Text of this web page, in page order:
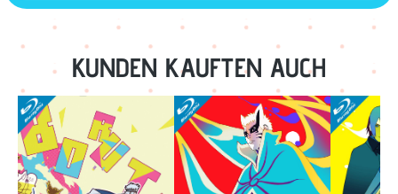
Zurück zur Vor-/Zurück-Navigation
KUNDEN KAUFTEN AUCH